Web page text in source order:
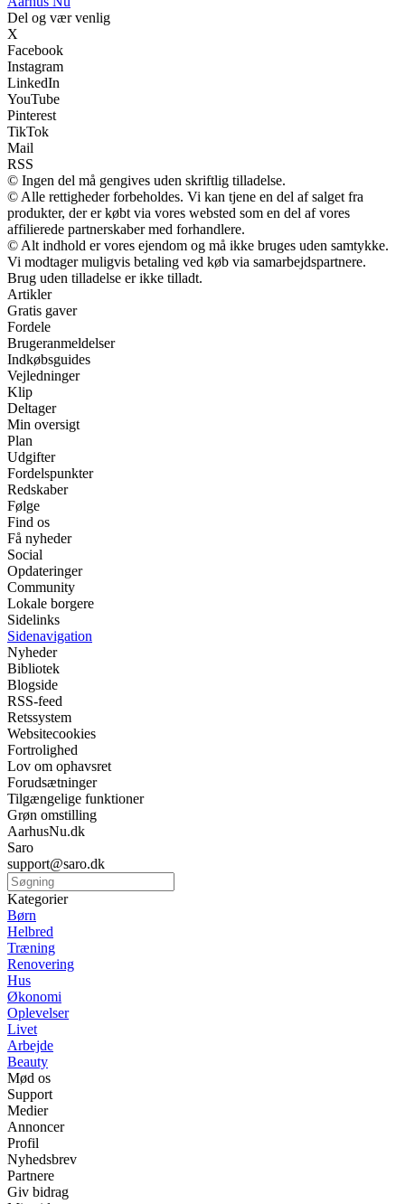
Del og vær venlig
X
Facebook
Instagram
LinkedIn
YouTube
Pinterest
TikTok
Mail
RSS
© Ingen del må gengives uden skriftlig tilladelse.
© Alle rettigheder forbeholdes. Vi kan tjene en del af salget fra
produkter, der er købt via vores websted som en del af vores
affilierede partnerskaber med forhandlere.
© Alt indhold er vores ejendom og må ikke bruges uden samtykke.
Vi modtager muligvis betaling ved køb via samarbejdspartnere.
Brug uden tilladelse er ikke tilladt.
Artikler
Gratis gaver
Fordele
Brugeranmeldelser
Indkøbsguides
Vejledninger
Klip
Deltager
Min oversigt
Plan
Udgifter
Fordelspunkter
Redskaber
Følge
Find os
Få nyheder
Social
Opdateringer
Community
Lokale borgere
Sidelinks
Sidenavigation
Nyheder
Bibliotek
Blogside
RSS-feed
Retssystem
Websitecookies
Fortrolighed
Lov om ophavsret
Forudsætninger
Tilgængelige funktioner
Grøn omstilling
AarhusNu.dk
Saro
support@saro.dk
Kategorier
Børn
Helbred
Træning
Renovering
Hus
Økonomi
Oplevelser
Livet
Arbejde
Beauty
Mød os
Support
Medier
Annoncer
Profil
Nyhedsbrev
Partnere
Giv bidrag